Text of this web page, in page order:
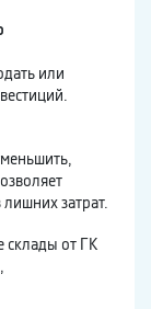
или
затрат.
склады от ГК